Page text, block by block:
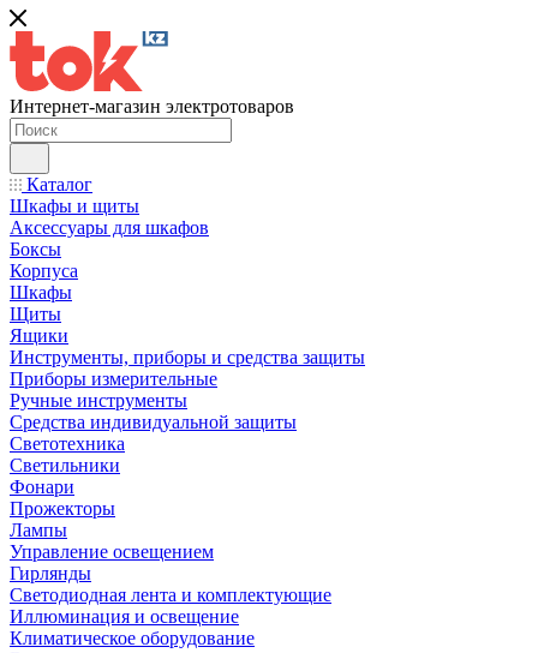
Интернет-магазин электротоваров
Каталог
Шкафы и щиты
Аксессуары для шкафов
Боксы
Корпуса
Шкафы
Щиты
Ящики
Инструменты, приборы и средства защиты
Приборы измерительные
Ручные инструменты
Средства индивидуальной защиты
Светотехника
Светильники
Фонари
Прожекторы
Лампы
Управление освещением
Гирлянды
Светодиодная лента и комплектующие
Иллюминация и освещение
Климатическое оборудование